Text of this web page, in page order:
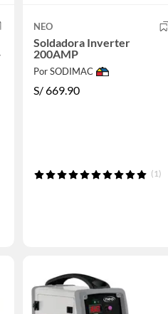
NEO
Soldadora Inverter
200AMP
Por SODIMAC
S/669.90
(1)